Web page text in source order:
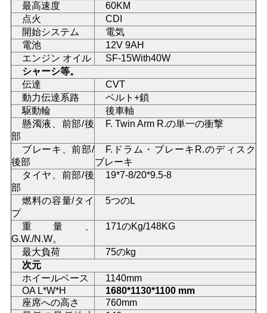
要
求
し
な
さ
い
地
図
プ
ラ
イ
最高速度
60KM
点火
CDI
開始システム
電気
電池
12V 9AH
エンジン オイル
SF-15With40W
シャーシ等。
伝達
CVT
動力伝達系路
ベルト+鎖
駆動輪
後車軸
懸濁液、前部/後
部
F. Twin Arm R.の単一の衝撃
ブレーキ、前部/
後部
F.ドラム・ブレーキR.のディスク
ブレーキ
タイヤ、前部/後
部
19*7-8/20*9.5-8
燃料の容量/タイ
プ
5つのL
重量、
G.W./N.W。
171のKg/148KG
最大負荷
75のkg
次元
ホイールベース
1140mm
OA L*W*H
1680*1130*1100 mm
座席への高さ
760mm